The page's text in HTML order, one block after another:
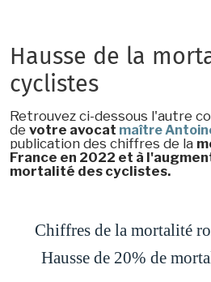
Hausse de la
cyclistes
Retrouvez ci-dessous l'autre
de votre avocat maître
publication des chiffres de la
France en 2022 et à
mortalité des cyclistes.
Chiffres de la mortalité
Hausse de 20% de